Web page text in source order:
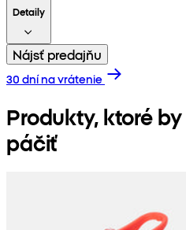
Detaily
Nájsť predajňu
30 dní na vrátenie
Produkty, ktoré
páčiť